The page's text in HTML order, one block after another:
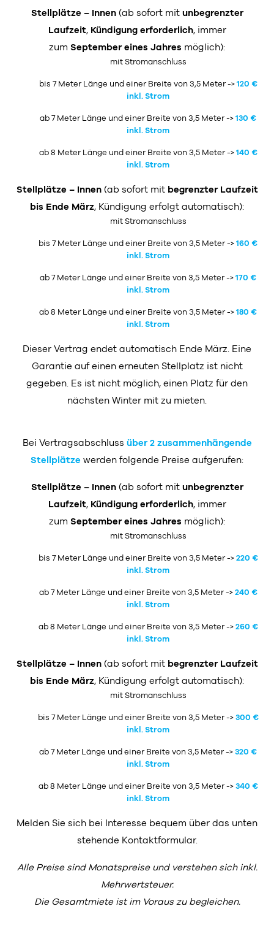
Stellplätze – Innen (ab sofort mit unbegrenzter
Laufzeit, Kündigung erforderlich, immer
zum September eines Jahres möglich):
mit Stromanschluss
bis 7 Meter Länge und einer Breite von 3,5 Meter -> 120 €
inkl. Strom
ab 7 Meter Länge und einer Breite von 3,5 Meter -> 130 €
inkl. Strom
ab 8 Meter Länge und einer Breite von 3,5 Meter -> 140 €
inkl. Strom
Stellplätze – Innen (ab sofort mit begrenzter Laufzeit
bis Ende März, Kündigung erfolgt automatisch):
mit Stromanschluss
bis 7 Meter Länge und einer Breite von 3,5 Meter -> 160 €
inkl. Strom
ab 7 Meter Länge und einer Breite von 3,5 Meter -> 170 €
inkl. Strom
ab 8 Meter Länge und einer Breite von 3,5 Meter -> 180 €
inkl. Strom
Dieser Vertrag endet automatisch Ende März. Eine
Garantie auf einen erneuten Stellplatz ist nicht
gegeben. Es ist nicht möglich, einen Platz für den
nächsten Winter mit zu mieten.
Bei Vertragsabschluss über 2 zusammenhängende
Stellplätze werden folgende Preise aufgerufen:
Stellplätze – Innen (ab sofort mit unbegrenzter
Laufzeit, Kündigung erforderlich, immer
zum September eines Jahres möglich):
mit Stromanschluss
bis 7 Meter Länge und einer Breite von 3,5 Meter -> 220 €
inkl. Strom
ab 7 Meter Länge und einer Breite von 3,5 Meter -> 240 €
inkl. Strom
ab 8 Meter Länge und einer Breite von 3,5 Meter -> 260 €
inkl. Strom
Stellplätze – Innen (ab sofort mit begrenzter Laufzeit
bis Ende März, Kündigung erfolgt automatisch):
mit Stromanschluss
bis 7 Meter Länge und einer Breite von 3,5 Meter -> 300 €
inkl. Strom
ab 7 Meter Länge und einer Breite von 3,5 Meter -> 320 €
inkl. Strom
ab 8 Meter Länge und einer Breite von 3,5 Meter -> 340 €
inkl. Strom
Melden Sie sich bei Interesse bequem über das unten
stehende Kontaktformular.
Alle Preise sind Monatspreise und verstehen sich inkl.
Mehrwertsteuer.
Die Gesamtmiete ist im Voraus zu begleichen.